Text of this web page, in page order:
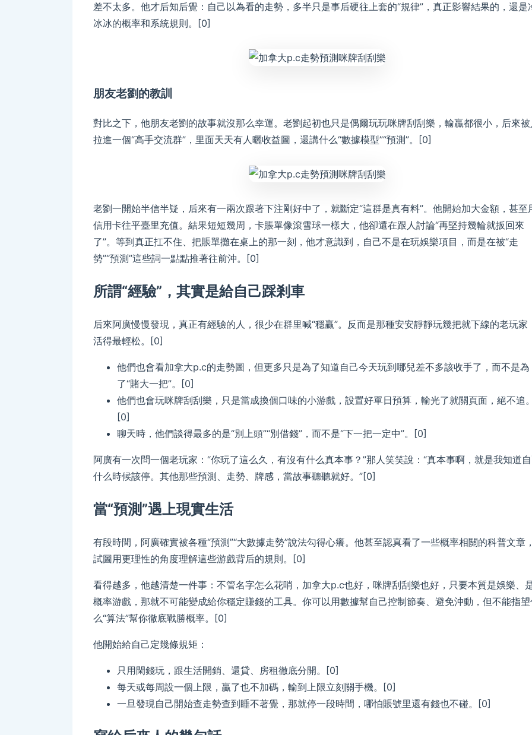
差不太多。他才后知后覺：自己以為看的走勢，多半只是事后硬往上套的“規律”，真正影響結果的，還是
冰冰的概率和系統規則。[0]
朋友老劉的教訓
對比之下，他朋友老劉的故事就沒那么幸運。老劉起初也只是偶爾玩玩咪牌刮刮樂，輸贏都很小，后來被
拉進一個“高手交流群”，里面天天有人曬收益圖，還講什么“數據模型”“預測”。[0]
老劉一開始半信半疑，后來有一兩次跟著下注剛好中了，就斷定“這群是真有料”。他開始加大金額，甚至
信用卡往平臺里充值。結果短短幾周，卡賬單像滾雪球一樣大，他卻還在跟人討論“再堅持幾輪就扳回來
了”。等到真正扛不住、把賬單攤在桌上的那一刻，他才意識到，自己不是在玩娛樂項目，而是在被“走
勢”“預測”這些詞一點點推著往前沖。[0]
所謂“經驗”，其實是給自己踩剎車
后來阿廣慢慢發現，真正有經驗的人，很少在群里喊“穩贏”。反而是那種安安靜靜玩幾把就下線的老玩家
活得最輕松。[0]
他們也會看加拿大p.c的走勢圖，但更多只是為了知道自己今天玩到哪兒差不多該收手了，而不是為
了“賭大一把”。[0]
他們也會玩咪牌刮刮樂，只是當成換個口味的小游戲，設置好單日預算，輸光了就關頁面，絕不追。
[0]
聊天時，他們談得最多的是“別上頭”“別借錢”，而不是“下一把一定中”。[0]
阿廣有一次問一個老玩家：“你玩了這么久，有沒有什么真本事？”那人笑笑說：“真本事啊，就是我知道
什么時候該停。其他那些預測、走勢、牌感，當故事聽聽就好。”[0]
當“預測”遇上現實生活
有段時間，阿廣確實被各種“預測”“大數據走勢”說法勾得心癢。他甚至認真看了一些概率相關的科普文章，
試圖用更理性的角度理解這些游戲背后的規則。[0]
看得越多，他越清楚一件事：不管名字怎么花哨，加拿大p.c也好，咪牌刮刮樂也好，只要本質是娛樂、
概率游戲，那就不可能變成給你穩定賺錢的工具。你可以用數據幫自己控制節奏、避免沖動，但不能指
么“算法”幫你徹底戰勝概率。[0]
他開始給自己定幾條規矩：
只用閑錢玩，跟生活開銷、還貸、房租徹底分開。[0]
每天或每周設一個上限，贏了也不加碼，輸到上限立刻關手機。[0]
一旦發現自己開始查走勢查到睡不著覺，那就停一段時間，哪怕賬號里還有錢也不碰。[0]